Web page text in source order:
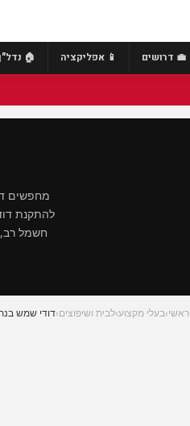
💼 דרושים 📱 אפליקציה 🏠
מחפשים
להתקנת
חשמל רב,
ראשי›בעלי מקצוע›לבית ושיפוצים›דודי שמש